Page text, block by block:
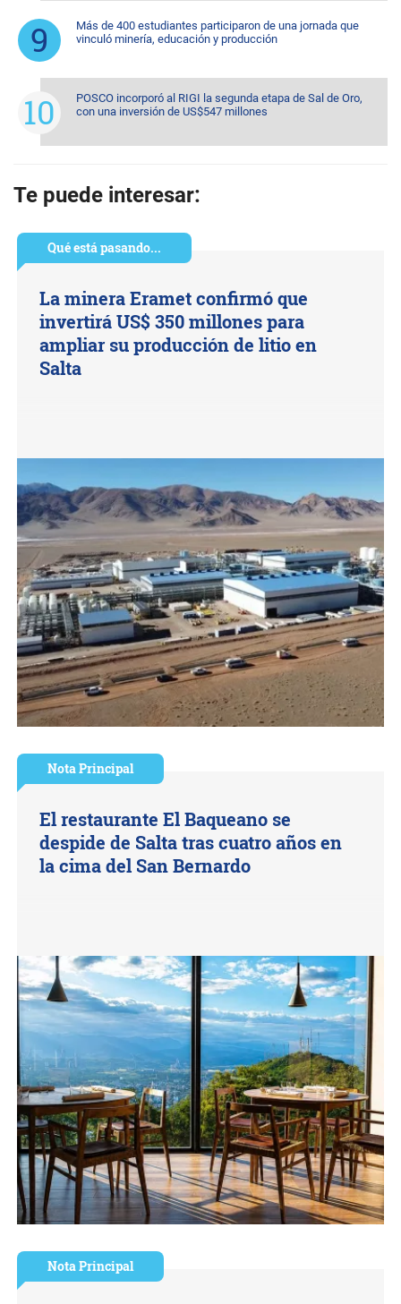
Más de 400 estudiantes participaron de una jornada que
vinculó minería, educación y producción
POSCO incorporó al RIGI la segunda etapa de Sal de Oro,
con una inversión de US$547 millones
Te puede interesar:
Qué está pasando...
La minera Eramet confirmó que
invertirá US$ 350 millones para
ampliar su producción de litio en
Salta
Nota Principal
El restaurante El Baqueano se
despide de Salta tras cuatro años en
la cima del San Bernardo
Nota Principal